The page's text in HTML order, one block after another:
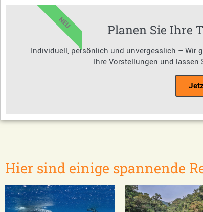
Planen Sie Ihre
Individuell, persönlich und unvergesslich – Wir
Ihre Vorstellungen und lassen
NEU
Hier sind einige spannende